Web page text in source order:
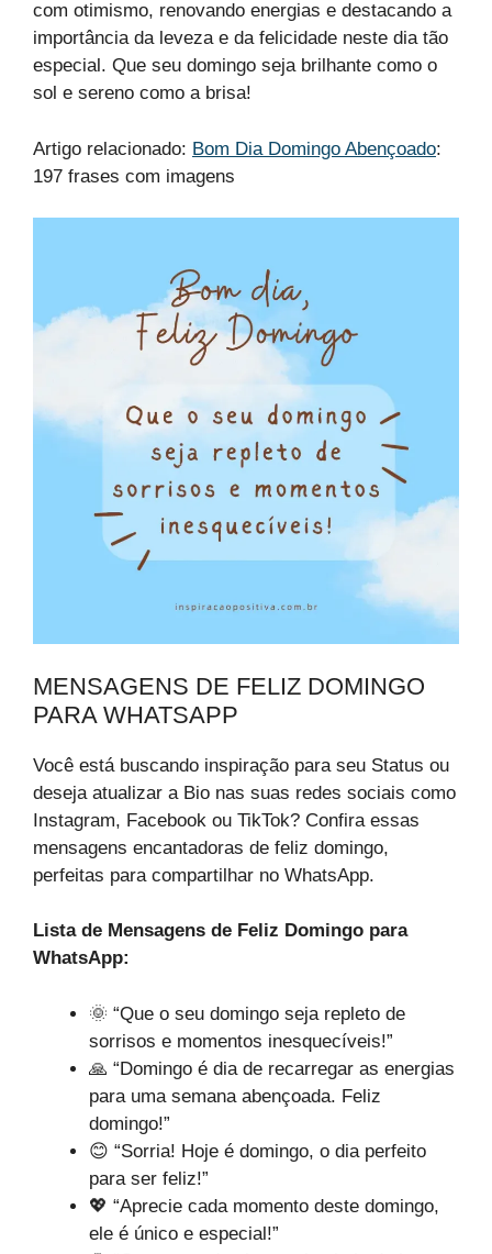
com otimismo, renovando energias e destacando a
importância da leveza e da felicidade neste dia tão
especial. Que seu domingo seja brilhante como o
sol e sereno como a brisa!
Artigo relacionado: Bom Dia Domingo Abençoado:
197 frases com imagens
MENSAGENS DE FELIZ DOMINGO
PARA WHATSAPP
Você está buscando inspiração para seu Status ou
deseja atualizar a Bio nas suas redes sociais como
Instagram, Facebook ou TikTok? Confira essas
mensagens encantadoras de feliz domingo,
perfeitas para compartilhar no WhatsApp.
Lista de Mensagens de Feliz Domingo para
WhatsApp:
🌞 “Que o seu domingo seja repleto de
sorrisos e momentos inesquecíveis!”
🙏 “Domingo é dia de recarregar as energias
para uma semana abençoada. Feliz
domingo!”
😊 “Sorria! Hoje é domingo, o dia perfeito
para ser feliz!”
💖 “Aprecie cada momento deste domingo,
ele é único e especial!”